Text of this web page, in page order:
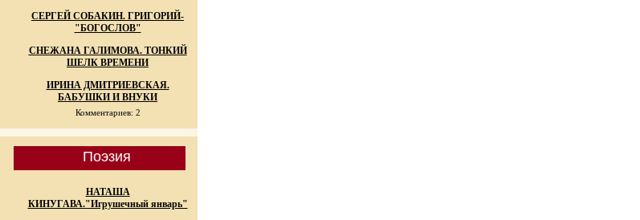
СЕРГЕЙ СОБАКИН. ГРИГОРИЙ-
"БОГОСЛОВ"
СНЕЖАНА ГАЛИМОВА. ТОНКИЙ
ШЕЛК ВРЕМЕНИ
ИРИНА ДМИТРИЕВСКАЯ.
БАБУШКИ И ВНУКИ
Комментариев: 2
Поэзия
НАТАША
КИНУГАВА."Игрушечный январь"